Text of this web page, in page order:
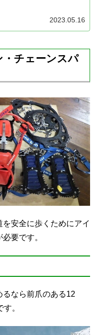
2023.05.16
・チェーンスパ
安全に歩くためにアイ
要です。
なら前爪のある12
。